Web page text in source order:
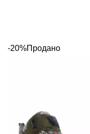
-20%Продано